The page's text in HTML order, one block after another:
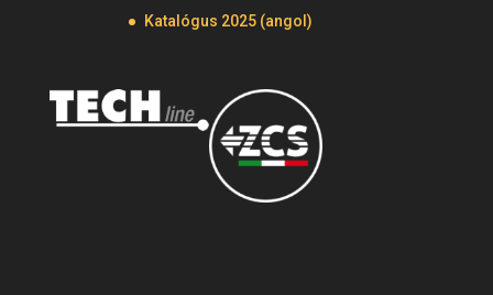
Katalógus 2025 (angol)